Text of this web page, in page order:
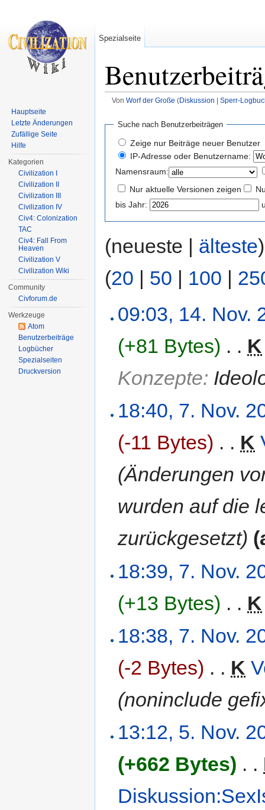
Von Worf der Große (Diskussion Sperr-
Suche nach Benutzerbeiträgen
Zeige nur Beiträge neuer Benutzer
IP-Adresse oder Benutzername:
Namensraum:
Nur aktuelle Versionen zeigen
bis Jahr:
(neueste | älteste
(20 | 50 | 100 |
09:03, 14. Nov.
(+81 Bytes) . . K
Konzepte:
18:40, 7. Nov.
(-11 Bytes) . . K
(Änderungen
wurden auf die
zurückgesetzt)
18:39, 7. Nov.
(+13 Bytes) . . K
18:38, 7. Nov.
(-2 Bytes) . . K
(noninclude
13:12, 5. Nov.
(+662 Bytes) . .
Spezialseite
Hauptseite
Letzte Änderungen
Zufällige Seite
Hilfe
Kategorien
Civilization I
Civilization II
Civilization III
Civilization IV
Civ4: Colonization
TAC
Civ4: Fall From
Heaven
Civilization V
Civilization Wiki
Community
Civforum.de
Werkzeuge
Atom
Benutzerbeiträge
Logbücher
Spezialseiten
Druckversion